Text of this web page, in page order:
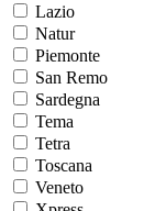
Lazio
Natur
Piemonte
San Remo
Sardegna
Tema
Tetra
Toscana
Veneto